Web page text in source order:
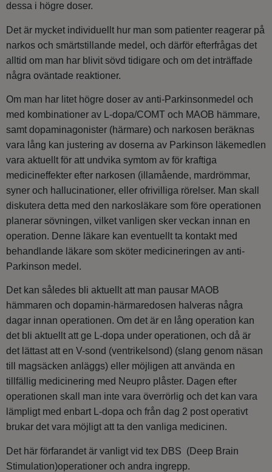
dessa i högre doser.
Det är mycket individuellt hur man som patienter reagerar på
narkos och smärtstillande medel, och därför efterfrågas det
alltid om man har blivit sövd tidigare och om det inträffade
några oväntade reaktioner.
Om man har litet högre doser av anti-Parkinsonmedel och
med kombinationer av L-dopa/COMT och MAOB hämmare,
samt dopaminagonister (härmare) och narkosen beräknas
vara lång kan justering av doserna av Parkinson läkemedlen
vara aktuellt för att undvika symtom av för kraftiga
medicineffekter efter narkosen (illamående, mardrömmar,
syner och hallucinationer, eller ofrivilliga rörelser. Man skall
diskutera detta med den narkosläkare som före operationen
planerar sövningen, vilket vanligen sker veckan innan en
operation. Denne läkare kan eventuellt ta kontakt med
behandlande läkare som sköter medicineringen av anti-
Parkinson medel.
Det kan således bli aktuellt att man pausar MAOB
hämmaren och dopamin-härmaredosen halveras några
dagar innan operationen. Om det är en lång operation kan
det bli aktuellt att ge L-dopa under operationen, och då är
det lättast att en V-sond (ventrikelsond) (slang genom näsan
till magsäcken anläggs) eller möjligen att använda en
tillfällig medicinering med Neupro plåster. Dagen efter
operationen skall man inte vara överrörlig och det kan vara
lämpligt med enbart L-dopa och från dag 2 post operativt
brukar det vara möjligt att ta den vanliga medicinen.
Det här förfarandet är vanligt vid tex DBS (Deep Brain
Stimulation)operationer och andra ingrepp.